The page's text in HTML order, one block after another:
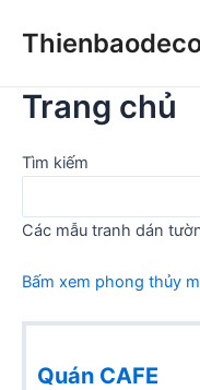
Trang chủ
Tìm kiếm
Các mẫu tranh dán
Bấm xem phong thủy
Quán CAFE